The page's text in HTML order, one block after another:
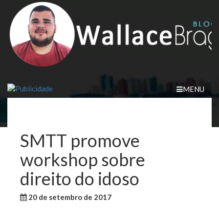
content
MENU
SMTT promove
workshop sobre
direito do idoso
20 de setembro de 2017